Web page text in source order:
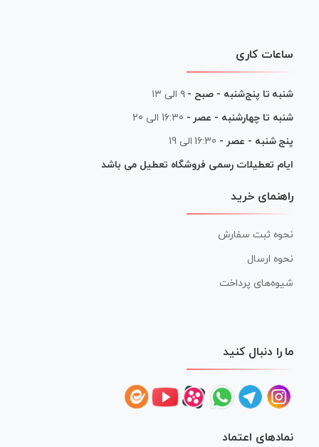
ساعات کاری
شنبه تا پنج‌شنبه - صبح - ۹ الی ۱۳
شنبه تا چهارشنبه - عصر - 16:30 الی 20
پنج شنبه - عصر - 16:30 الی 19
ایام تعطیلات رسمی فروشگاه تعطیل می باشد
راهنمای خرید
نحوه ثبت سفارش
نحوه ارسال
شیوه‌های پرداخت
ما را دنبال کنید
نمادهای اعتماد